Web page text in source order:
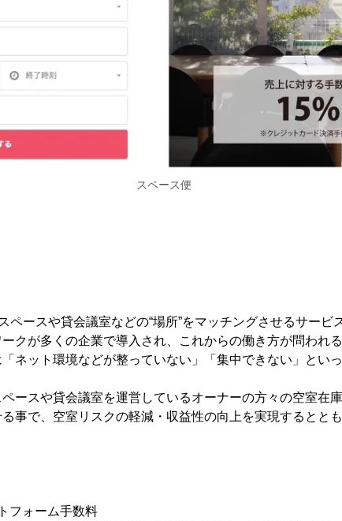
スペース便
ペースや貸会議室などの“場所”をマッチングさせるサービ
クが多くの企業で導入され、これからの働き方が問われ
ネット環境などが整っていない」「集中できない」とい
ースや貸会議室を運営しているオーナーの方々の空室在
事で、空室リスクの軽減・収益性の向上を実現するとと
フォーム手数料